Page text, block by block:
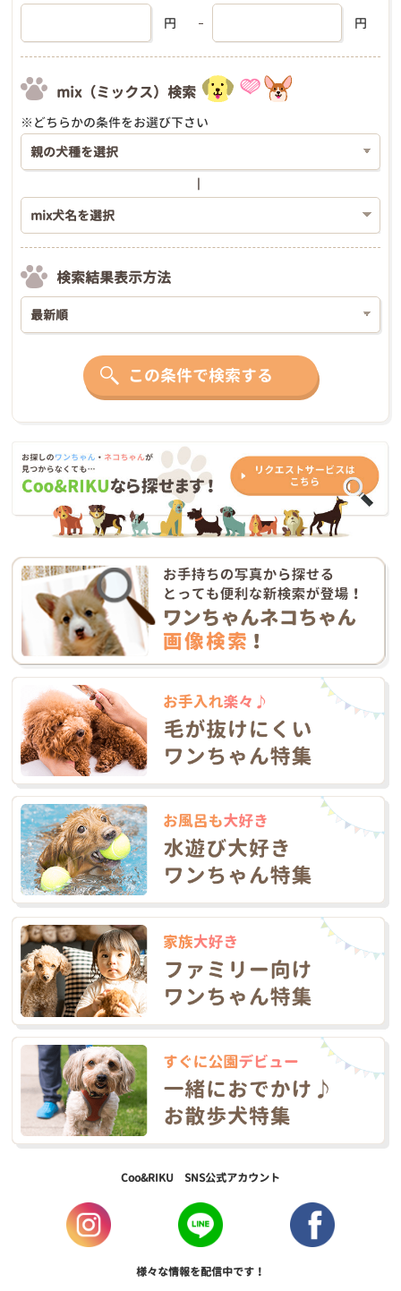
円 円
mix（ミックス）検索
※どちらかの条件をお選び下さい
検索結果表示方法
この条件で検索する
Coo&RIKU SNS公式アカウント
様々な情報を配信中です！